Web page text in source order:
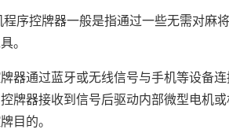
序控牌器一般是指通过一些无需对麻
。
器通过蓝牙或无线信号与手机等设备
牌器接收到信号后驱动内部微型电机
目的。